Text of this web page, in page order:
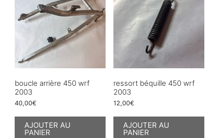
boucle arrière 450 wrf
2003
40,00€
AJOUTER AU
PANIER
ressort béquille 450 wrf
2003
12,00€
AJOUTER AU
PANIER